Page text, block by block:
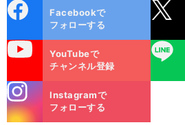
ok
Facebookで
フォローする
YouTubeで
チャンネル登録
LINE
m
Instagramで
フォローする